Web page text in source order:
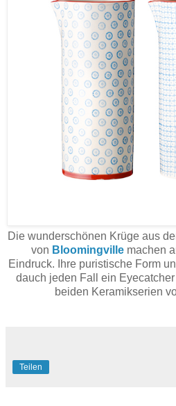
Die wunderschönen Krüge aus
von Bloomingville machen
Eindruck. Ihre puristische Form
dauch jeden Fall ein
beiden Keramikserien
Teilen